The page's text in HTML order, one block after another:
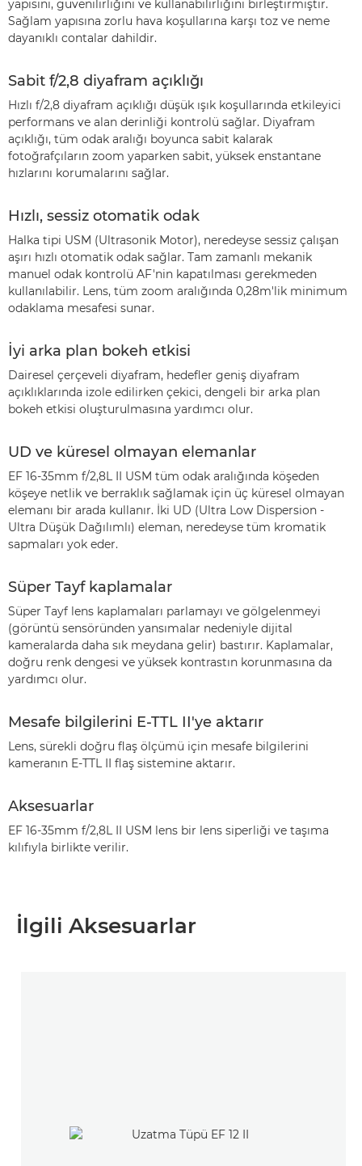
yapısını, güvenilirliğini ve kullanabilirliğini birleştirmiştir.
Sağlam yapısına zorlu hava koşullarına karşı toz ve neme
dayanıklı contalar dahildir.
Sabit f/2,8 diyafram açıklığı
Hızlı f/2,8 diyafram açıklığı düşük ışık koşullarında etkileyici
performans ve alan derinliği kontrolü sağlar. Diyafram
açıklığı, tüm odak aralığı boyunca sabit kalarak
fotoğrafçıların zoom yaparken sabit, yüksek enstantane
hızlarını korumalarını sağlar.
Hızlı, sessiz otomatik odak
Halka tipi USM (Ultrasonik Motor), neredeyse sessiz çalışan
aşırı hızlı otomatik odak sağlar. Tam zamanlı mekanik
manuel odak kontrolü AF'nin kapatılması gerekmeden
kullanılabilir. Lens, tüm zoom aralığında 0,28m'lik minimum
odaklama mesafesi sunar.
İyi arka plan bokeh etkisi
Dairesel çerçeveli diyafram, hedefler geniş diyafram
açıklıklarında izole edilirken çekici, dengeli bir arka plan
bokeh etkisi oluşturulmasına yardımcı olur.
UD ve küresel olmayan elemanlar
EF 16-35mm f/2,8L II USM tüm odak aralığında köşeden
köşeye netlik ve berraklık sağlamak için üç küresel olmayan
elemanı bir arada kullanır. İki UD (Ultra Low Dispersion -
Ultra Düşük Dağılımlı) eleman, neredeyse tüm kromatik
sapmaları yok eder.
Süper Tayf kaplamalar
Süper Tayf lens kaplamaları parlamayı ve gölgelenmeyi
(görüntü sensöründen yansımalar nedeniyle dijital
kameralarda daha sık meydana gelir) bastırır. Kaplamalar,
doğru renk dengesi ve yüksek kontrastın korunmasına da
yardımcı olur.
Mesafe bilgilerini E-TTL II'ye aktarır
Lens, sürekli doğru flaş ölçümü için mesafe bilgilerini
kameranın E-TTL II flaş sistemine aktarır.
Aksesuarlar
EF 16-35mm f/2,8L II USM lens bir lens siperliği ve taşıma
kılıfıyla birlikte verilir.
İlgili Aksesuarlar